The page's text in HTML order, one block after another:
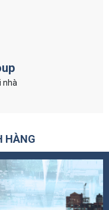
nhà
HÀNG